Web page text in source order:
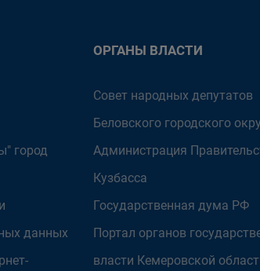
город
данных
ОРГАНЫ ВЛАСТИ
Совет народных депутатов
Беловского городского
Администрация
Кузбасса
Государственная дума РФ
Портал органов
власти Кемеровской